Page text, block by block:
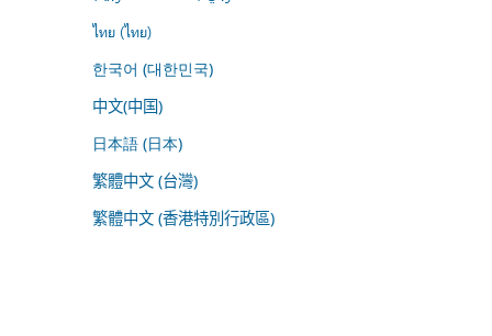
ไทย (ไทย)
한국어 (대한민국)
中文(中国)
日本語 (日本)
繁體中文 (台灣)
繁體中文 (香港特別行政區)